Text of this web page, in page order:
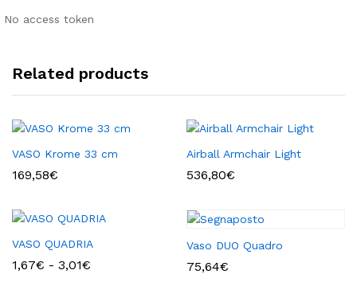
No access token
Related products
VASO Krome 33 cm
169,58€
Airball Armchair Light
536,80€
VASO QUADRIA
1,67€ - 3,01€
Vaso DUO Quadro
75,64€